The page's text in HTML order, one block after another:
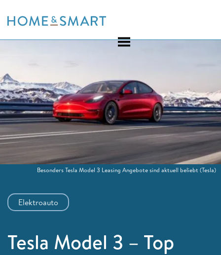
to
Elektroauto
Tesla Model 3 – Top
Besonders Tesla Model 3 Leasing Angebote sind aktuell beliebt (Tesla)